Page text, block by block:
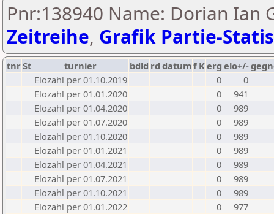
Pnr:138940 Name: Dorian Ian
Zeitreihe, Grafik Partie-
tnrSt turnier bdld rd datumf Kerg elo+/-
Elozahl per 01.10.2019
0
0
Elozahl per 01.01.2020
0
941
Elozahl per 01.04.2020
0
989
Elozahl per 01.07.2020
0
989
Elozahl per 01.10.2020
0
989
Elozahl per 01.01.2021
0
989
Elozahl per 01.04.2021
0
989
Elozahl per 01.07.2021
0
989
Elozahl per 01.10.2021
0
989
Elozahl per 01.01.2022
0
977